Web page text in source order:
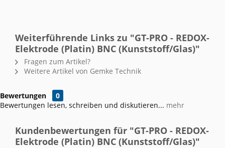
Weiterführende Links zu "GT-PRO - REDOX-
Elektrode (Platin) BNC (Kunststoff/Glas)"
Fragen zum Artikel?
Weitere Artikel von Gemke Technik
Bewertungen
0
Bewertungen lesen, schreiben und diskutieren... mehr
Kundenbewertungen für "GT-PRO - REDOX-
Elektrode (Platin) BNC (Kunststoff/Glas)"